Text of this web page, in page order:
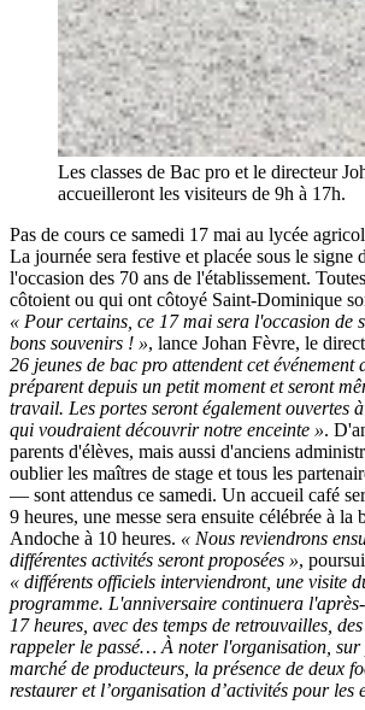
Les classes de Bac pro et le directeur
accueilleront les visiteurs de 9h à 17h.
Pas de cours ce samedi 17 mai au lycée
La journée sera festive et placée sous le signe
l'occasion des 70 ans de l'établissement.
côtoient ou qui ont côtoyé Saint-Dominique
« Pour certains, ce 17 mai sera l'occasion de
bons souvenirs ! », lance Johan Fèvre, le
26 jeunes de bac pro attendent cet événement
préparent depuis un petit moment et seront
travail. Les portes seront également ouvertes
qui voudraient découvrir notre enceinte ».
parents d'élèves, mais aussi d'anciens
oublier les maîtres de stage et tous les
— sont attendus ce samedi. Un accueil café
9 heures, une messe sera ensuite célébrée à la
Andoche à 10 heures. « Nous reviendrons
différentes activités seront proposées »,
« différents officiels interviendront, une visite
programme. L'anniversaire continuera
17 heures, avec des temps de retrouvailles,
rappeler le passé… À noter l'organisation,
marché de producteurs, la présence de deux
restaurer et l’organisation d’activités pour les